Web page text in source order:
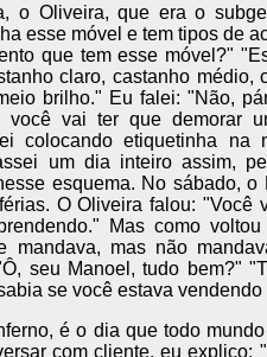
o Oliveira, que era o
esse móvel e tem tipos de
que tem esse móvel?"
claro, castanho médio,
brilho." Eu falei: "Não,
vai ter que demorar
colocando etiquetinha na
um dia inteiro assim,
esquema. No sábado, o
O Oliveira falou: "Você
Mas como
mandava, mas não
seu Manoel, tudo bem?"
se você estava vendendo
é o dia que todo
com cliente, eu explico: